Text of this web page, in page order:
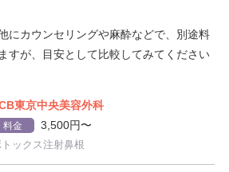
にカウンセリングや麻酔などで、別途料
すが、目安として比較してみてください
東京中央美容外科
料金 3,500円〜
ックス注射鼻根